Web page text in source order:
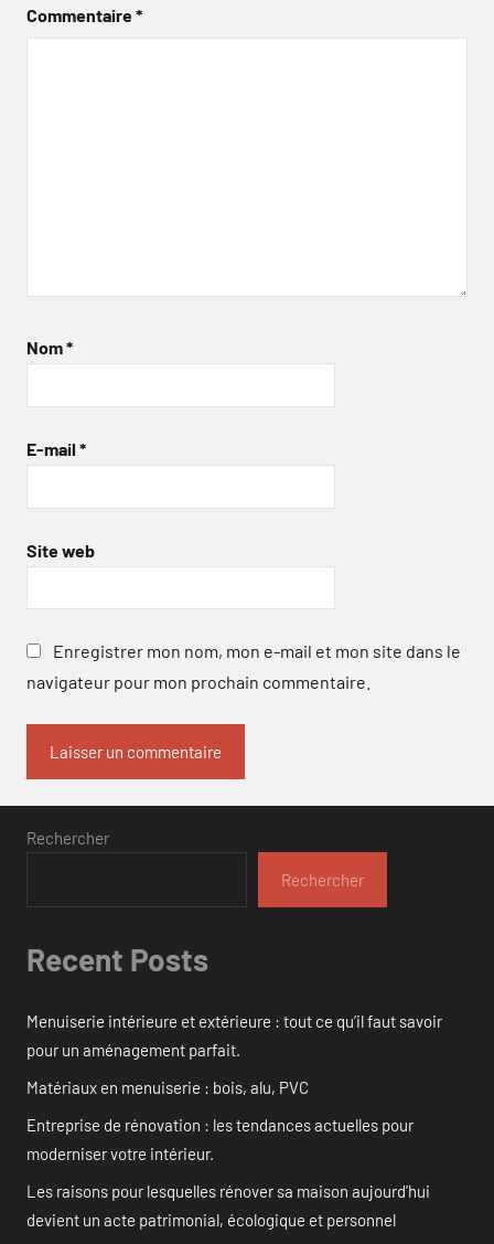
Commentaire*
Nom*
E-mail *
Site web
Enregistrer mon nom, mon e-mail et mon site dans le
navigateur pour mon prochain commentaire.
Rechercher
Rechercher
Recent Posts
Menuiserie intérieure et extérieure : tout ce qu’il faut savoir
pour un aménagement parfait.
Matériaux en menuiserie : bois, alu, PVC
Entreprise de rénovation : les tendances actuelles pour
moderniser votre intérieur.
Les raisons pour lesquelles rénover sa maison aujourd’hui
devient un acte patrimonial, écologique et personnel